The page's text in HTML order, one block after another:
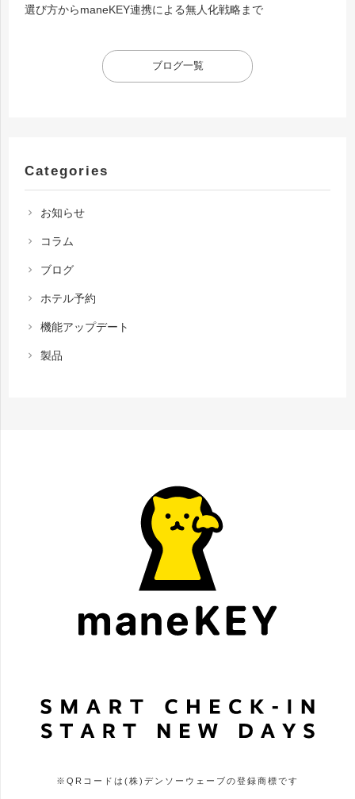
選び方からmaneKEY連携による無人化戦略まで
ブログ一覧
Categories
chevron_right お知らせ
chevron_right コラム
chevron_right ブログ
chevron_right ホテル予約
chevron_right 機能アップデート
chevron_right 製品
※QRコードは(株)デンソーウェーブの登録商標です